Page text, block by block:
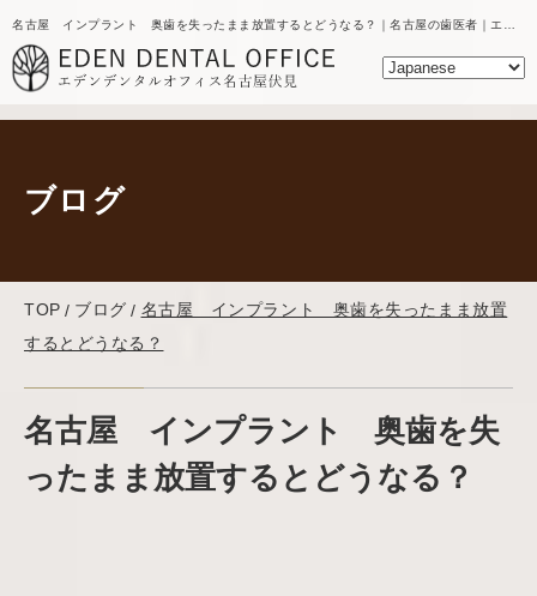
ブログ
TOP ブログ
名古屋 インプラント 奥歯を失ったまま放置
するとどうなる？
名古屋 インプラント 奥歯を失
ったまま放置するとどうなる？